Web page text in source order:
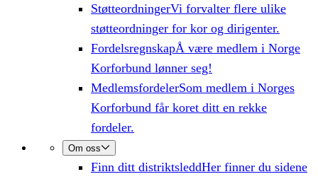
StøtteordningerVi forvalter flere ulike
støtteordninger for kor og dirigenter.
FordelsregnskapÅ være medlem i Norge
Korforbund lønner seg!
MedlemsfordelerSom medlem i Norges
Korforbund får koret ditt en rekke
fordeler.
Om oss
Finn ditt distriktsleddHer finner du sidene